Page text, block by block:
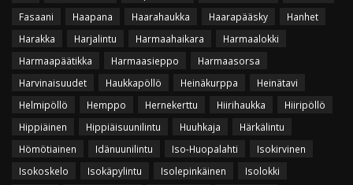
Fasaani
Haapana Haarahaukka Haarapääsky
Hanhet
Harakka
Harjalintu Harmaahaikara
Harmaalokki
Harmaapäätikka
Harmaasieppo
Harmaasorsa
Harvinaisuudet
Haukkapöllö Heinäkurppa
Heinätavi
Helmipöllö
Hemppo Hernekerttu Hiirihaukka
Hiiripöllö
Hippiäinen
Hippiäisuunilintu Huuhkaja
Härkälintu
Hömötiainen
Idänuunilintu Iso-Huopalahti
Isokirvinen
Isokoskelo
Isokäpylintu Isolepinkäinen
Isolokki